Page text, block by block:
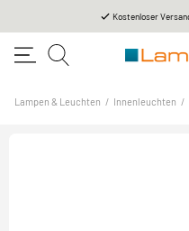
Kostenloser
Lampen & Leuchten / Innenleuchten /